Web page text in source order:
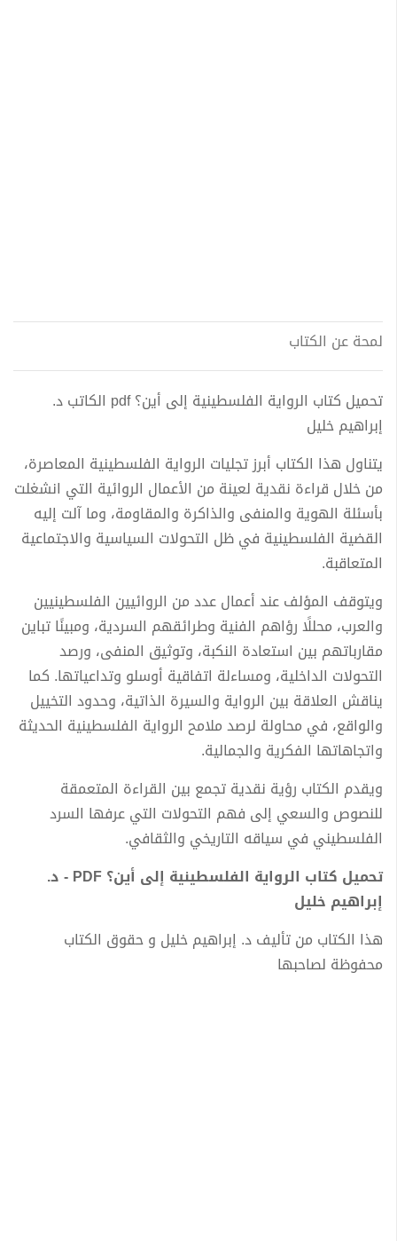
لمحة عن الكتاب
تحميل كتاب الرواية الفلسطينية إلى أين؟ pdf الكاتب د.
إبراهيم خليل
يتناول هذا الكتاب أبرز تجليات الرواية الفلسطينية المعاصرة،
من خلال قراءة نقدية لعينة من الأعمال الروائية التي انشغلت
بأسئلة الهوية والمنفى والذاكرة والمقاومة، وما آلت إليه
القضية الفلسطينية في ظل التحولات السياسية والاجتماعية
المتعاقبة.
ويتوقف المؤلف عند أعمال عدد من الروائيين الفلسطينيين
والعرب، محللًا رؤاهم الفنية وطرائقهم السردية، ومبينًا تباين
مقارباتهم بين استعادة النكبة، وتوثيق المنفى، ورصد
التحولات الداخلية، ومساءلة اتفاقية أوسلو وتداعياتها. كما
يناقش العلاقة بين الرواية والسيرة الذاتية، وحدود التخييل
والواقع، في محاولة لرصد ملامح الرواية الفلسطينية الحديثة
واتجاهاتها الفكرية والجمالية.
ويقدم الكتاب رؤية نقدية تجمع بين القراءة المتعمقة
للنصوص والسعي إلى فهم التحولات التي عرفها السرد
الفلسطيني في سياقه التاريخي والثقافي.
تحميل كتاب الرواية الفلسطينية إلى أين؟ PDF - د.
إبراهيم خليل
هذا الكتاب من تأليف د. إبراهيم خليل و حقوق الكتاب
محفوظة لصاحبها